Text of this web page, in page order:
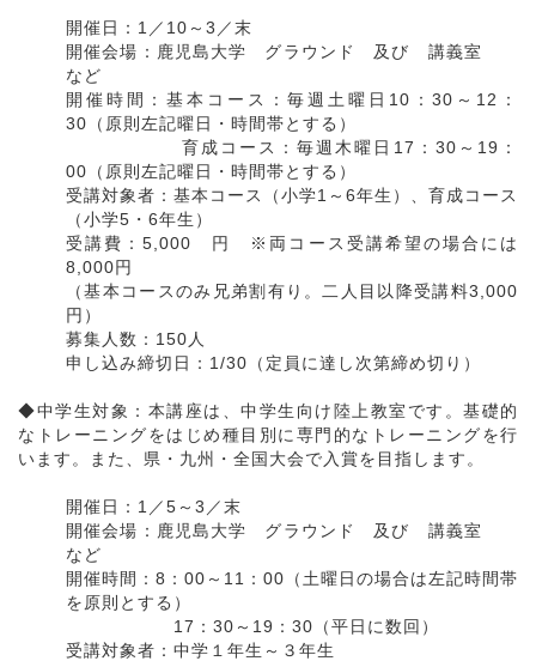
開催日：1／10～3／末
開催会場：鹿児島大学 グラウンド 及び 講義室
など
開催時間：基本コース：毎週土曜日10：30～12：
30（原則左記曜日・時間帯とする）
育成コース：毎週木曜日17：30～19：
00（原則左記曜日・時間帯とする）
受講対象者：基本コース（小学1～6年生）、育成コース
（小学5・6年生）
受講費：5,000 円 ※両コース受講希望の場合には
8,000円
（基本コースのみ兄弟割有り。二人目以降受講料3,000
円）
募集人数：150人
申し込み締切日：1/30（定員に達し次第締め切り）
◆中学生対象：本講座は、中学生向け陸上教室です。基礎的
なトレーニングをはじめ種目別に専門的なトレーニングを行
います。また、県・九州・全国大会で入賞を目指します。
開催日：1／5～3／末
開催会場：鹿児島大学 グラウンド 及び 講義室
など
開催時間：8：00～11：00（土曜日の場合は左記時間帯
を原則とする）
17：30～19：30（平日に数回）
受講対象者：中学１年生～３年生